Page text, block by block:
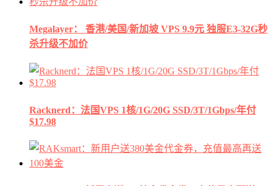
Megalayer： 香港/美国/新加坡 VPS 9.9元 独服E3-32G秒
杀升级不加价
Racknerd：法国VPS 1核/1G/20G SSD/3T/1Gbps/年付
$17.98